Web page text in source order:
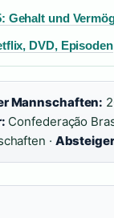
Gehalt und
DVD, Episoden
Mannschaften:
Confederação
·